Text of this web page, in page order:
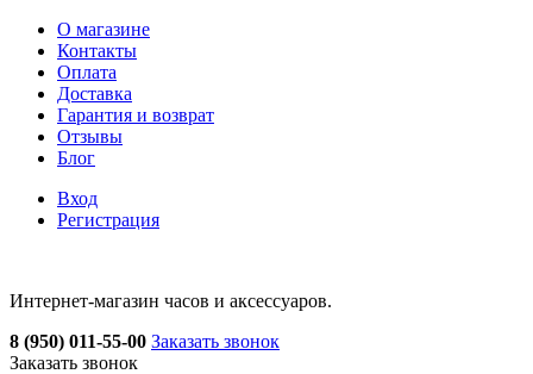
О магазине
Контакты
Оплата
Доставка
Гарантия и возврат
Отзывы
Блог
Вход
Регистрация
Интернет-магазин часов и аксессуаров.
8 (950) 011-55-00 Заказать звонок
Заказать звонок